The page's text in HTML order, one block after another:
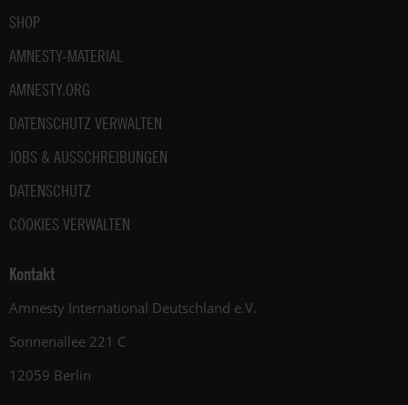
SHOP
AMNESTY-MATERIAL
AMNESTY.ORG
DATENSCHUTZ VERWALTEN
JOBS & AUSSCHREIBUNGEN
DATENSCHUTZ
COOKIES VERWALTEN
Kontakt
Amnesty International Deutschland e.V.
Sonnenallee 221 C
12059 Berlin